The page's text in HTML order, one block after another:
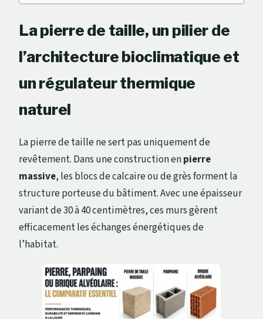
La pierre de taille, un pilier de
l’architecture bioclimatique et
un régulateur thermique
naturel
La pierre de taille ne sert pas uniquement de
revêtement. Dans une construction enpierre
massive, les blocs de calcaire ou de grès forment la
structure porteuse du bâtiment. Avec une épaisseur
variant de 30 à 40 centimètres, ces murs gèrent
efficacement les échanges énergétiques de
l’habitat.